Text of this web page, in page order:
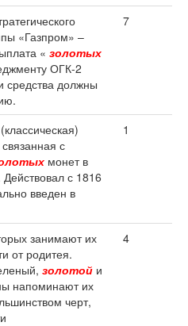
«Газпром» –
« золотых
ОГК-2
средства должны
7
с
монет в
Действовал с 1816
введен в
1
занимают их
от родитея.
золотой и
напоминают их
черт,
4